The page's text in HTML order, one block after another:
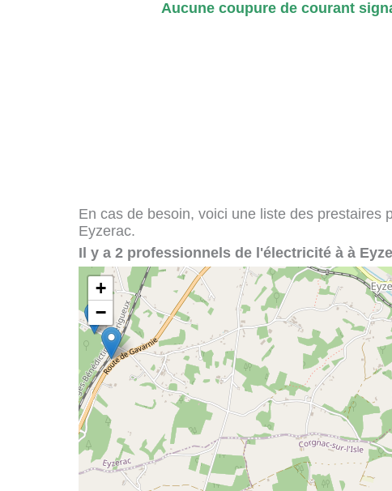
Aucune coupure de courant
En cas de besoin, voici une liste des prestaires
Eyzerac.
Il y a 2 professionnels de l'électricité à à
+
−